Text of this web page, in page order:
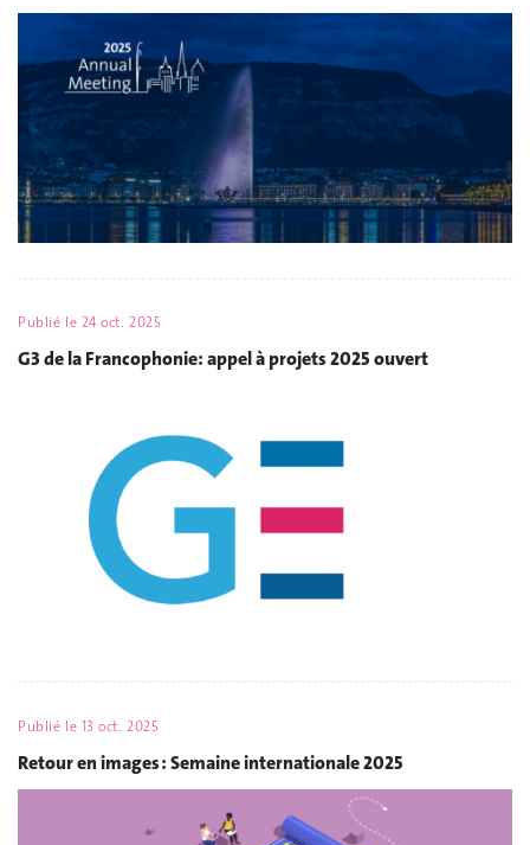
Publié le 24 oct. 2025
G3 de la Francophonie: appel à projets 2025 ouvert
Publié le 13 oct. 2025
Retour en images : Semaine internationale 2025